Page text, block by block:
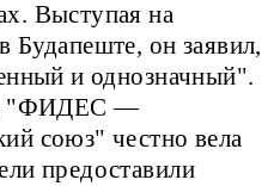
Выступая на
Будапеште, он заявил,
и однозначный".
"ФИДЕС —
союз" честно вела
предоставили